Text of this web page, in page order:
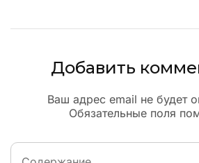
Добавить
Ваш адрес email не будет
Обязательные поля